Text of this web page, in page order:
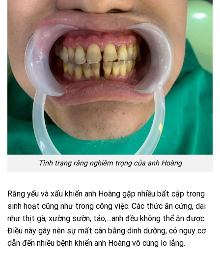
Tình trạng răng nghiêm trọng của anh Hoàng
Răng yếu và xấu khiến anh Hoàng gặp nhiều bất cập trong
sinh hoạt cũng như trong công việc. Các thức ăn cứng, dai
như thịt gà, xường sườn, táo,…anh đều không thể ăn được.
Điều này gây nên sự mất cân bằng dinh dưỡng, có nguy cơ
dẫn đến nhiều bệnh khiến anh Hoàng vô cùng lo lắng.